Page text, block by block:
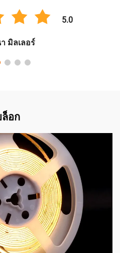
5.0
มิลเลอร์
อก